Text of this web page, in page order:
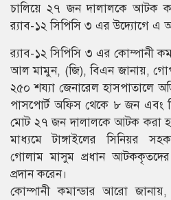
চালিয়ে ২৭ জন দালালকে আটক
র‌্যাব-১২ সিপিসি ৩ এর উদ্যোগে এ
র‌্যাব-১২ সিপিসি ৩ এর কোম্পানী
আল মামুন, (জি), বিএন জানায়, গোপন
২৫০ শয্যা জেনারেল হাসপাতালে
পাসপোর্ট অফিস থেকে ৮ জন
মোট ২৭ জন দালালকে আটক করা
মাধ্যমে টাঙ্গাইলের সিনিয়র
গোলাম মাসুম প্রধান আটককৃতদের
প্রদান করেন।
কোম্পানী কমান্ডার আরো জানায়,